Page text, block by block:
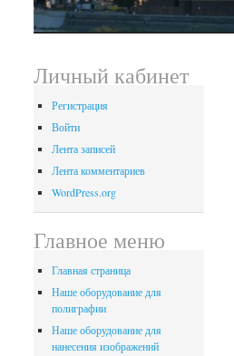
Личный кабинет
Регистрация
Войти
Лента записей
Лента комментариев
WordPress.org
Главное меню
Главная страница
Наше оборудование для
полиграфии
Наше оборудование для
нанесения изображений